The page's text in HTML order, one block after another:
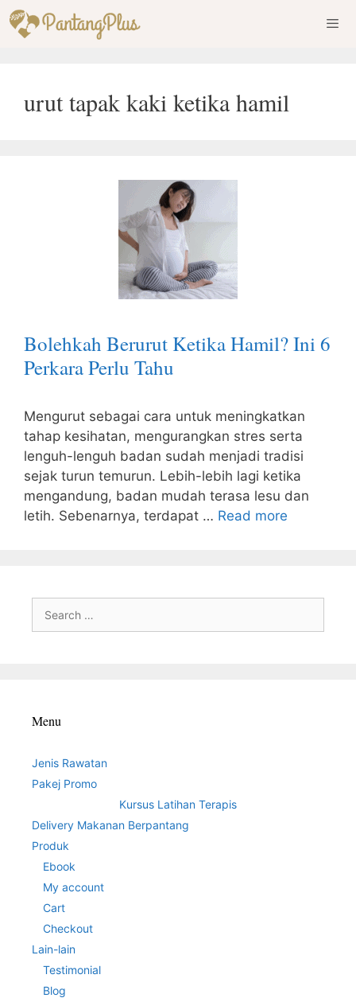
Skip
to
urut tapak kaki ketika hamil
Bolehkah Berurut Ketika Hamil? Ini 6
Perkara Perlu Tahu
Mengurut sebagai cara untuk meningkatkan
tahap kesihatan, mengurangkan stres serta
lenguh-lenguh badan sudah menjadi tradisi
sejak turun temurun. Lebih-lebih lagi ketika
mengandung, badan mudah terasa lesu dan
letih. Sebenarnya, terdapat … Read more
for:
Menu
Jenis Rawatan
Pakej Promo
Kursus Latihan Terapis
Delivery Makanan Berpantang
Produk
Ebook
My account
Cart
Checkout
Lain-lain
Testimonial
Blog